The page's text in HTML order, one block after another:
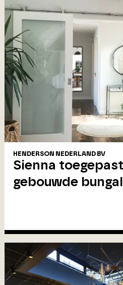
HENDERSON NEDERLAND BV
Sienna
gebouwde